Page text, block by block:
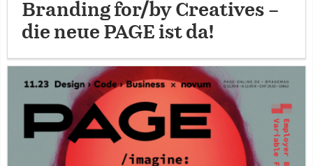
Branding for/by Creatives –
die neue PAGE ist da!